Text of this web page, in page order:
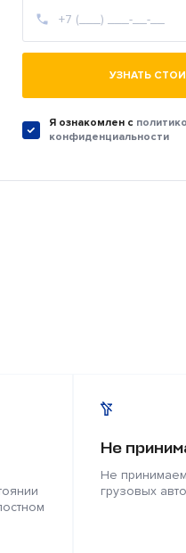
УЗНАТЬ
Я ознакомлен c
конфиденциальности
Не
Не
грузовых авто